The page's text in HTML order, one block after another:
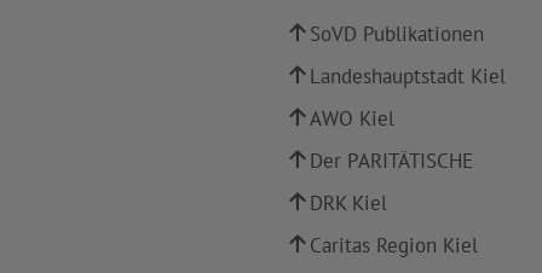
SoVD Publikationen
Landeshauptstadt Kiel
AWO Kiel
Der PARITÄTISCHE
DRK Kiel
Caritas Region Kiel